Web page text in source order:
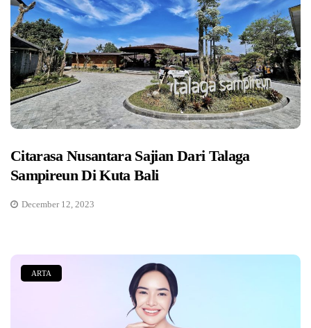
Citarasa Nusantara Sajian Dari Talaga
Sampireun Di Kuta Bali
December 12, 2023
ARTA